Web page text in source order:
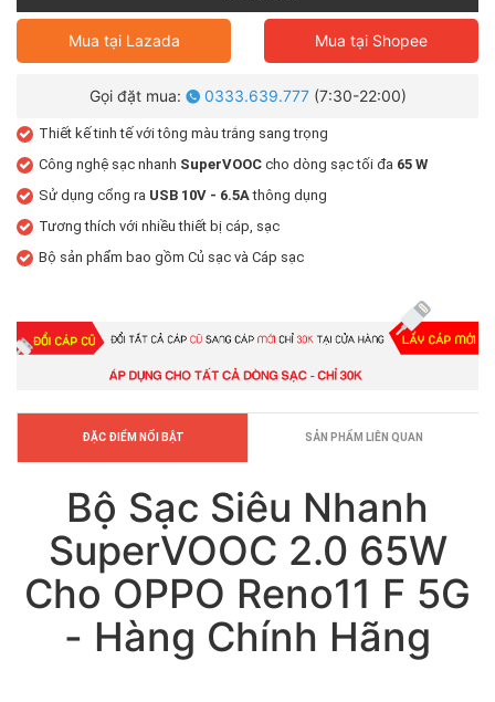
Mua tại Lazada Mua tại Shopee
Gọi đặt mua: 0333.639.777(7:30-22:00)
Thiết kế tinh tế với tông màu trắng sang trọng
Công nghệ sạc nhanh SuperVOOC cho dòng sạc tối đa 65 W
Sử dụng cổng ra USB 10V - 6.5Athông dụng
Tương thích với nhiều thiết bị cáp, sạc
Bộ sản phẩm bao gồm Củ sạc và Cáp sạc
ĐẶC ĐIỂM NỔI BẬT SẢN PHẨM LIÊN QUAN
Bộ Sạc Siêu Nhanh
SuperVOOC 2.0 65W
Cho OPPO Reno11 F 5G
- Hàng Chính Hãng